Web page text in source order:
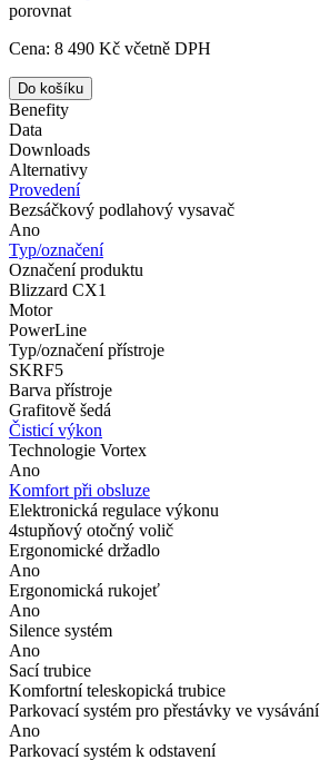
porovnat
Cena: 8 490 Kč včetně DPH
Benefity
Data
Downloads
Alternativy
Provedení
Bezsáčkový podlahový vysavač
Ano
Typ/označení
Označení produktu
Blizzard CX1
Motor
PowerLine
Typ/označení přístroje
SKRF5
Barva přístroje
Grafitově šedá
Čisticí výkon
Technologie Vortex
Ano
Komfort při obsluze
Elektronická regulace výkonu
4stupňový otočný volič
Ergonomické držadlo
Ano
Ergonomická rukojeť
Ano
Silence systém
Ano
Sací trubice
Komfortní teleskopická trubice
Parkovací systém pro přestávky ve vysávání
Ano
Parkovací systém k odstavení